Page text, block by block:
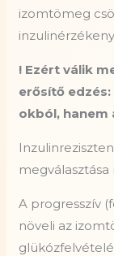
izomtömeg
! Ezért válik
erősítő
okból, hanem
A progresszív
növeli az